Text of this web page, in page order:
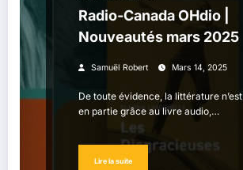
Radio-Canada OHdio |
Nouveautés mars 2025
Samuël Robert Mars 14, 2025
De toute évidence, la littérature
en partie grâce au livre audio,…
Lire la suite